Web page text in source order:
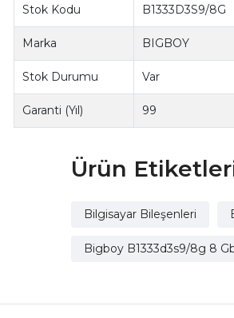
Stok Kodu B1333D3S9/8G
Marka BIGBOY
Stok Durumu Var
Garanti (Yıl) 99
Ürün
Bilgisayar Bileşenleri
Bigboy B1333d3s9/8g 8